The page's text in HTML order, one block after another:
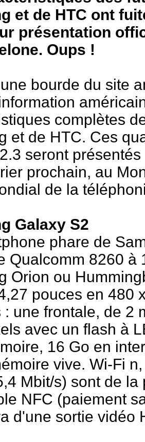
et de HTC ont
présentation
Oups !
bourde du site
complètes
et de HTC. Ces
seront
prochain, au
de la
Galaxy S2
phare de
Qualcomm 8260
Orion ou
pouces en 480
: une frontale, de 2
avec un flash à
16 Go en
vive. Wi-Fi
Mbit/s) sont de
NFC (paiement
d'une sortie vidéo